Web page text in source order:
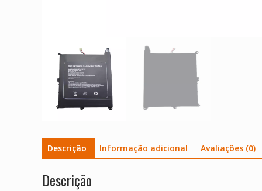
Descrição Informação adicional Avaliações (0)
Descrição